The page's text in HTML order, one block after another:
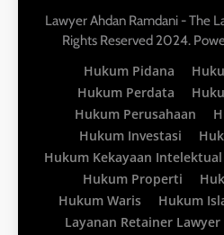
Lawyer Ahdan Ramdani - The
Rights Reserved 2024.
Hukum Pidana
Hukum Perdata
Hukum Perusahaan
Hukum Investasi
Hukum Kekayaan Intelektual
Hukum Properti
Hukum Waris
Hukum
Layanan Retainer